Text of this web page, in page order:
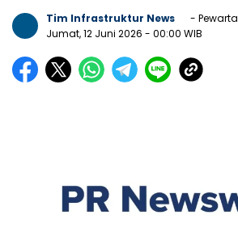
Tim Infrastruktur News
- Pewarta
Jumat, 12 Juni 2026 - 00:00 WIB